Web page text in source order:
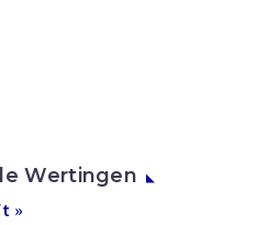
Wertingen
»